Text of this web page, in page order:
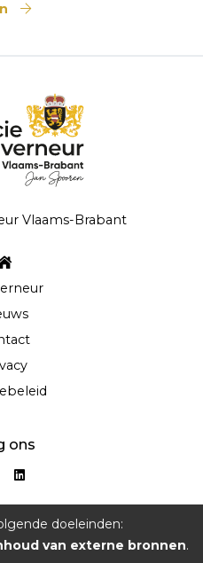
Vlaams-Brabant
ons
• Provinciegouverneur Vlaams-
doeleinden:
van externe bronnen.